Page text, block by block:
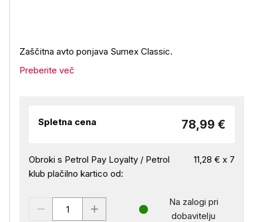
Zaščitna avto ponjava Sumex Classic.
Preberite več
Spletna cena 78,99 €
Obroki s Petrol Pay Loyalty / Petrol
klub plačilno kartico od:
11,28 € x 7
Na zalogi pri
dobavitelju